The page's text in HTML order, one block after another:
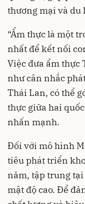
thương mại và du
“Ẩm thực là một
nhất để kết nối
Việc đưa ẩm thực
như cân nhắc
Thái Lan, có thể
thực giữa hai
nhấn mạnh.
Đối với mô hình
tiêu phát triển
năm, tập trung
mật độ cao. Để